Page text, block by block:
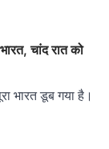
चांद रात को
भारत डूब गया है।